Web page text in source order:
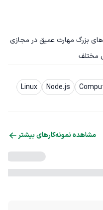
های بزرگ مهارت عمیق در مجازی
Node.js
Linux
مشاهده نمونه‌کارهای بیشتر